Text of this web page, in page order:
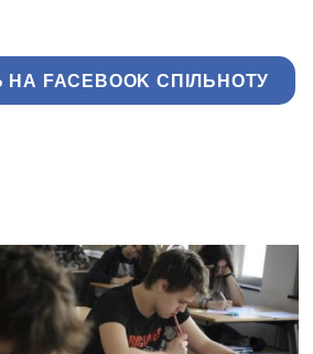
FACEBOOK СПІЛЬНОТУ